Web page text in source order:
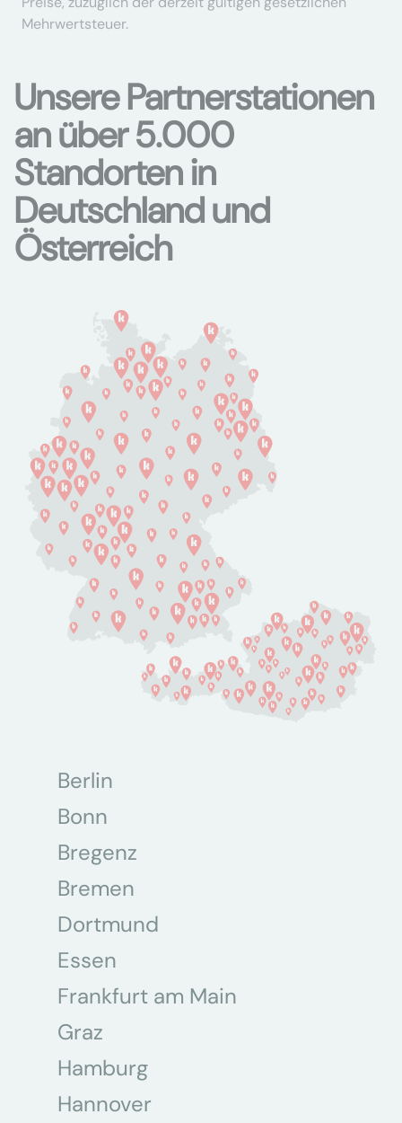
Mehrwertsteuer.
Unsere Partnerstationen
an über 5.000
Standorten in
Deutschland und
Österreich
Berlin
Bonn
Bregenz
Bremen
Dortmund
Essen
Frankfurt am Main
Graz
Hamburg
Hannover